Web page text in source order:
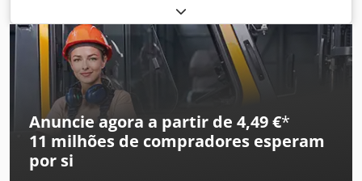
mm Crjdpfx Ansznc S Nskef Comprimento da lâmina de
serra: 550 mm Potência: 2,8 kW 6 velocidades de curso
aprox.: 36 / 45 / 58 / 72 / 90 / 116 cursos/min Velocidade de
corte aprox.: 11 / 13 / 17 / 22 / 36 / 34 m/min Área de corte
chapa plana aprox.: 350 x 200 mm
Anuncie agora a partir de 4,49 €*
11 milhões de compradores esperam
por si